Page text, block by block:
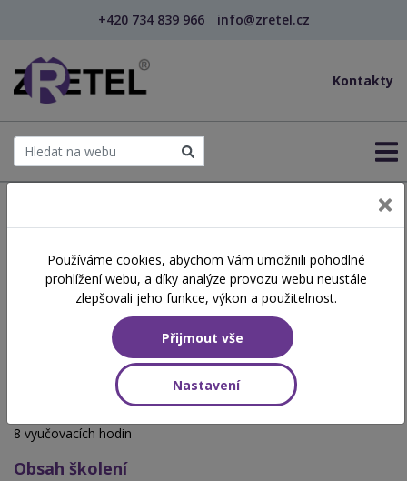
+420 734 839 966 info@zretel.cz
Kontakty
šablony
Polytechnická výchova -
rozvoj prostorové
představivosti
Hodinová dotace
8 vyučovacích hodin
Obsah školení
Používáme cookies, abychom Vám umožnili pohodlné
prohlížení webu, a díky analýze provozu webu neustále
zlepšovali jeho funkce, výkon a použitelnost.
Přijmout vše
Nastavení